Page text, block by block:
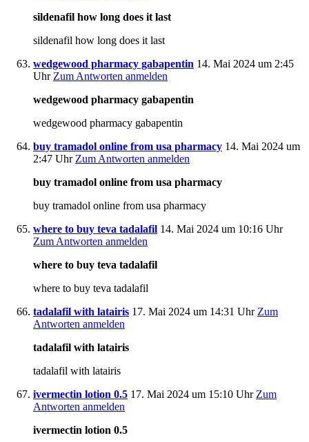
sildenafil how long does it last
sildenafil how long does it last
wedgewood pharmacy gabapentin 14. Mai 2024 um 2:45
Uhr Zum Antworten anmelden
wedgewood pharmacy gabapentin
wedgewood pharmacy gabapentin
buy tramadol online from usa pharmacy 14. Mai 2024 um
2:47 Uhr Zum Antworten anmelden
buy tramadol online from usa pharmacy
buy tramadol online from usa pharmacy
where to buy teva tadalafil 14. Mai 2024 um 10:16 Uhr
Zum Antworten anmelden
where to buy teva tadalafil
where to buy teva tadalafil
tadalafil with latairis 17. Mai 2024 um 14:31 Uhr Zum
Antworten anmelden
tadalafil with latairis
tadalafil with latairis
ivermectin lotion 0.5 17. Mai 2024 um 15:10 Uhr Zum
Antworten anmelden
ivermectin lotion 0.5